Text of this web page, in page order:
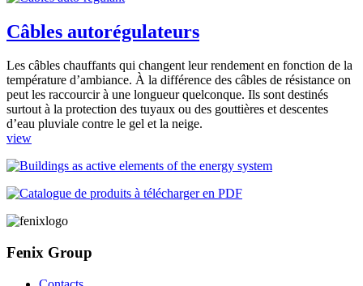
Câbles autorégulateurs
Les câbles chauffants qui changent leur rendement en fonction de la
température d’ambiance. À la différence des câbles de résistance on
peut les raccourcir à une longueur quelconque. Ils sont destinés
surtout à la protection des tuyaux ou des gouttières et descentes
d’eau pluviale contre le gel et la neige.
view
Fenix Group